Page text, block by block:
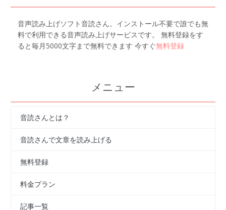
音声読み上げソフト音読さん。インストール不要で誰でも無
料で利用できる音声読み上げサービスです。 無料登録をす
ると毎月5000文字まで無料できます 今すぐ無料登録
メニュー
音読さんとは？
音読さんで文章を読み上げる
無料登録
料金プラン
記事一覧